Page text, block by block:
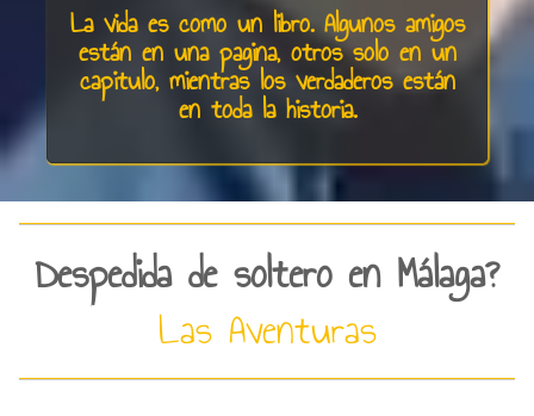
La vida es como un libro. Algunos amigos
están en una pagina, otros solo en un
capitulo, mientras los verdaderos están
en toda la historia.
Despedida de soltero en Málaga?
Las Aventuras